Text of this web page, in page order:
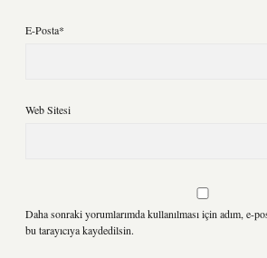
E-Posta*
Web Sitesi
Daha sonraki yorumlarımda kullanılması için adım, e-
bu tarayıcıya kaydedilsin.